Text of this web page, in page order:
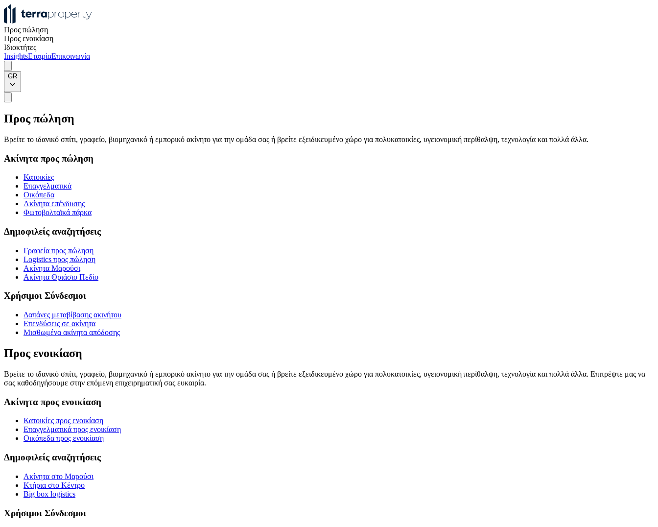
Προς πώληση
Προς ενοικίαση
Ιδιοκτήτες
InsightsΕταιρίαΕπικοινωνία
GR
Προς πώληση
Βρείτε το ιδανικό σπίτι, γραφείο, βιομηχανικό ή εμπορικό ακίνητο για την ομάδα σας ή βρείτε εξειδικευμένο χώρο για πολυκατοικίες, υγειονομική περίθαλψη, τεχνολογία και πολλά άλλα.
Ακίνητα προς πώληση
Κατοικίες
Επαγγελματικά
Οικόπεδα
Ακίνητα επένδυσης
Φωτοβολταϊκά πάρκα
Δημοφιλείς αναζητήσεις
Γραφεία προς πώληση
Logistics προς πώληση
Ακίνητα Μαρούσι
Ακίνητα Θριάσιο Πεδίο
Χρήσιμοι Σύνδεσμοι
Δαπάνες μεταβίβασης ακινήτου
Επενδύσεις σε ακίνητα
Μισθωμένα ακίνητα απόδοσης
Προς ενοικίαση
Βρείτε το ιδανικό σπίτι, γραφείο, βιομηχανικό ή εμπορικό ακίνητο για την ομάδα σας ή βρείτε εξειδικευμένο χώρο για πολυκατοικίες, υγειονομική περίθαλψη, τεχνολογία και πολλά άλλα. Επιτρέψτε μας να
σας καθοδηγήσουμε στην επόμενη επιχειρηματική σας ευκαιρία.
Ακίνητα προς ενοικίαση
Κατοικίες προς ενοικίαση
Επαγγελματικά προς ενοικίαση
Οικόπεδα προς ενοικίαση
Δημοφιλείς αναζητήσεις
Ακίνητα στο Μαρούσι
Κτήρια στο Κέντρο
Big box logistics
Χρήσιμοι Σύνδεσμοι